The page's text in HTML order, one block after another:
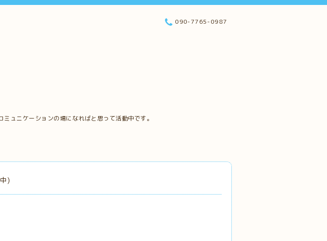
ュニケーションの場になればと思って活動中です。
090-7765-0987
)